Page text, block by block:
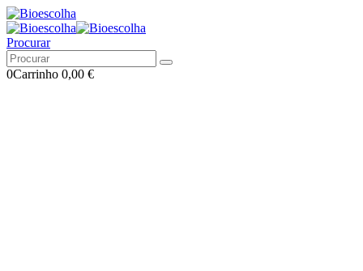
Procurar
0Carrinho 0,00 €